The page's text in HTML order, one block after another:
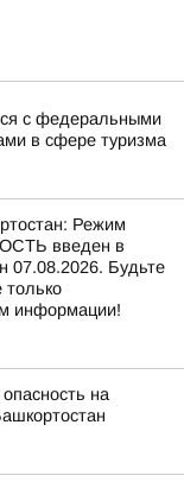
с федеральными
в сфере туризма
Режим
введен в
07.08.2026. Будьте
только
информации!
на